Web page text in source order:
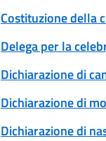
Costituzione della
Delega per la
Dichiarazione di
Dichiarazione di
Dichiarazione di